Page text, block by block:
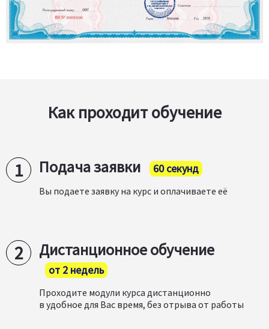
Как проходит обучение
Подача заявки 60 секунд
Вы подаете заявку на курс и оплачиваете её
Дистанционное обучение
от 2 недель
Проходите модули курса дистанционно
в удобное для Вас время, без отрыва от работы